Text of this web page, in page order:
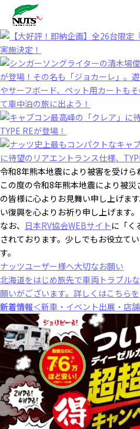
日本最大級のキャンピングカーメーカー
RV[テレビCM放送]
令和8年熊本地震により被害を受けら
この度の令和8年熊本地震により被
の皆様に心よりお見舞い申し上げま
い復興を心よりお祈り申し上げます。
なお、 日本RV協会WEBサイト に「く
されております。少しでもお役立て
す。
ナッツユーザー様へ大切なお願い
北海道をはじめ旅先で車両トラブル
願いがございます。 詳しくはこちら
新着情報＜新車・イベント出展・店